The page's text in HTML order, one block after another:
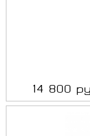
14 800